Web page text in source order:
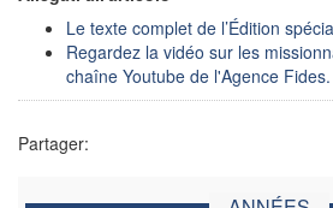
Le texte complet de l’Édition
Regardez la vidéo sur les
chaîne Youtube de l'Agence Fides.
Partager: